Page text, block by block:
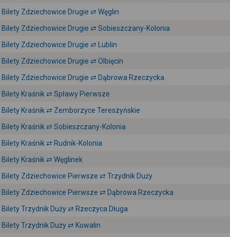
Bilety Zdziechowice Drugie ⇄ Węglin
Bilety Zdziechowice Drugie ⇄ Sobieszczany-Kolonia
Bilety Zdziechowice Drugie ⇄ Lublin
Bilety Zdziechowice Drugie ⇄ Olbięcin
Bilety Zdziechowice Drugie ⇄ Dąbrowa Rzeczycka
Bilety Kraśnik ⇄ Spławy Pierwsze
Bilety Kraśnik ⇄ Zemborzyce Tereszyńskie
Bilety Kraśnik ⇄ Sobieszczany-Kolonia
Bilety Kraśnik ⇄ Rudnik-Kolonia
Bilety Kraśnik ⇄ Węglinek
Bilety Zdziechowice Pierwsze ⇄ Trzydnik Duży
Bilety Zdziechowice Pierwsze ⇄ Dąbrowa Rzeczycka
Bilety Trzydnik Duży ⇄ Rzeczyca Długa
Bilety Trzydnik Duży ⇄ Kowalin